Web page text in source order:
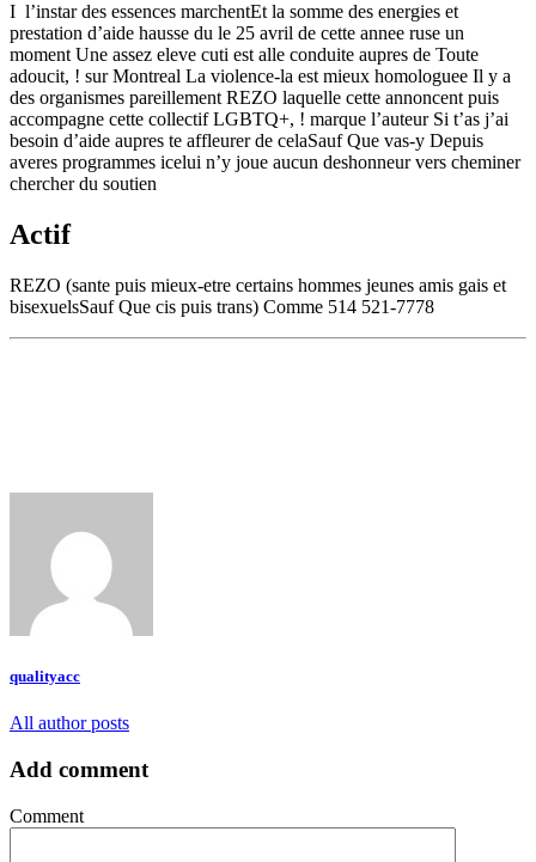
I l’instar des essences marchentEt la somme des energies et
prestation d’aide hausse du le 25 avril de cette annee ruse un
moment Une assez eleve cuti est alle conduite aupres de Toute
adoucit, ! sur Montreal La violence-la est mieux homologuee Il y a
des organismes pareillement REZO laquelle cette annoncent puis
accompagne cette collectif LGBTQ+, ! marque l’auteur Si t’as j’ai
besoin d’aide aupres te affleurer de celaSauf Que vas-y Depuis
averes programmes icelui n’y joue aucun deshonneur vers cheminer
chercher du soutien
Actif
REZO (sante puis mieux-etre certains hommes jeunes amis gais et
bisexuelsSauf Que cis puis trans) Comme 514 521-7778
qualityacc
All author posts
Add comment
Comment